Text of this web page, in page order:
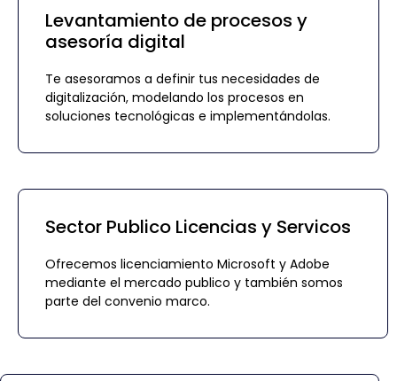
Levantamiento de procesos y
asesoría digital
Te asesoramos a definir tus necesidades de
digitalización, modelando los procesos en
soluciones tecnológicas e implementándolas.
Sector Publico Licencias y Servicos
Ofrecemos licenciamiento Microsoft y Adobe
mediante el mercado publico y también somos
parte del convenio marco.